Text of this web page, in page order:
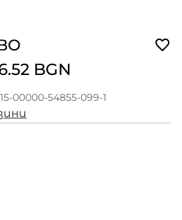
BGN
00000-54855-099-1